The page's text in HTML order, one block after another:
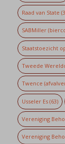
Raad van State
SABMiller
Staatstoezicht
Tweede
Twence
Usseler Es(63)
Vereniging
Vereniging